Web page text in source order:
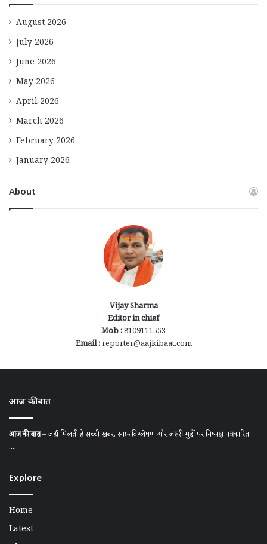
August 2026
July 2026
June 2026
May 2026
April 2026
March 2026
February 2026
January 2026
About
Vijay Sharma
Editor in chief
Mob :8109111553
Email :reporter@aajkibaat.com
आज की बात
आज की बात– जहाँ मिलती है सच्ची खबर, साफ़ विश्लेषण और ज़रूरी मुद्दों पर निष्पक्ष पत्रकारिता
....
Explore
Home
Latest